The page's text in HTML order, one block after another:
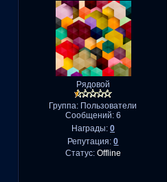
Рядовой
Группа: Пользователи
Сообщений: 6
Награды: 0
Репутация:0
Статус: Offline